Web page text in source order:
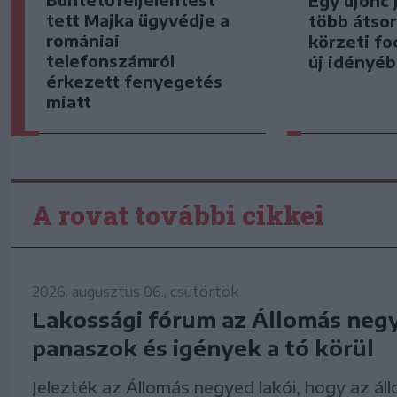
tett Majka ügyvédje a
romániai
telefonszámról
érkezett fenyegetés
miatt
több
körzeti
új
A rovat további cikkei
2026. augusztus 06., csütörtök
Lakossági fórum az Állomás
panaszok és igények a tó körül
Jelezték az Állomás negyed lakói, hogy az